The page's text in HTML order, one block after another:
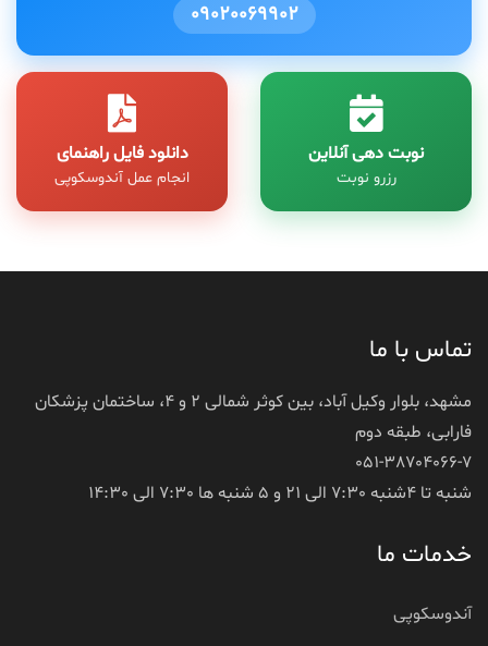
09020069902
دانلود فایل راهنمای
انجام عمل آندوسکوپی
نوبت دهی آنلاین
رزرو نوبت
تماس با ما
مشهد، بلوار وکیل آباد، بین کوثر شمالی 2 و 4، ساختمان پزشکان
فارابی، طبقه دوم
051-38704066-7
شنبه تا 4شنبه 7:30 الی 21 و 5 شنبه ها 7:30 الی 14:30
خدمات ما
آندوسکوپی